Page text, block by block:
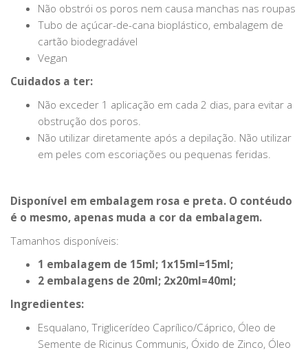
Não obstrói os poros nem causa manchas nas roupas
Tubo de açúcar-de-cana bioplástico, embalagem de
cartão biodegradável
Vegan
Cuidados a ter:
Não exceder 1 aplicação em cada 2 dias, para evitar a
obstrução dos poros.
Não utilizar diretamente após a depilação. Não utilizar
em peles com escoriações ou pequenas feridas.
Disponível em embalagem rosa e preta. O contéudo
é o mesmo, apenas muda a cor da embalagem.
Tamanhos disponíveis:
1 embalagem de 15ml; 1x15ml=15ml;
2 embalagens de 20ml; 2x20ml=40ml;
Ingredientes:
Esqualano, Triglicerídeo Caprílico/Cáprico, Óleo de
Semente de Ricinus Communis, Óxido de Zinco, Óleo